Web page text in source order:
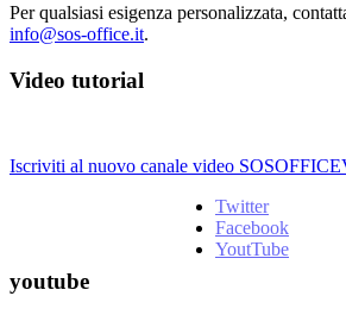
Per qualsiasi esigenza personalizzata,
info@sos-office.it.
Video tutorial
Iscriviti al nuovo canale video
Twitter
Facebook
YoutTube
youtube